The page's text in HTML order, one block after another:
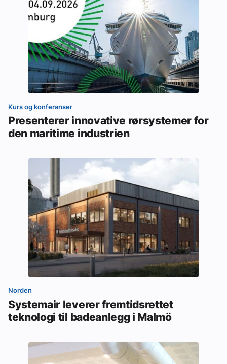
Kurs og konferanser
Presenterer innovative rørsystemer for
den maritime industrien
Norden
Systemair leverer fremtidsrettet
teknologi til badeanlegg i Malmö